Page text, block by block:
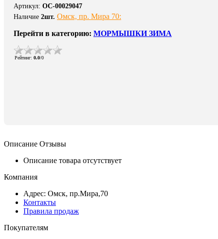
Артикул: ОС-00029047
Наличие 2шт. Омск, пр. Мира 70:
Перейти в категорию: МОРМЫШКИ ЗИМА
Рейтинг: 0.0/0
Описание Отзывы
Описание товара отсутствует
Компания
Адрес: Омск, пр.Мира,70
Контакты
Правила продаж
Покупателям